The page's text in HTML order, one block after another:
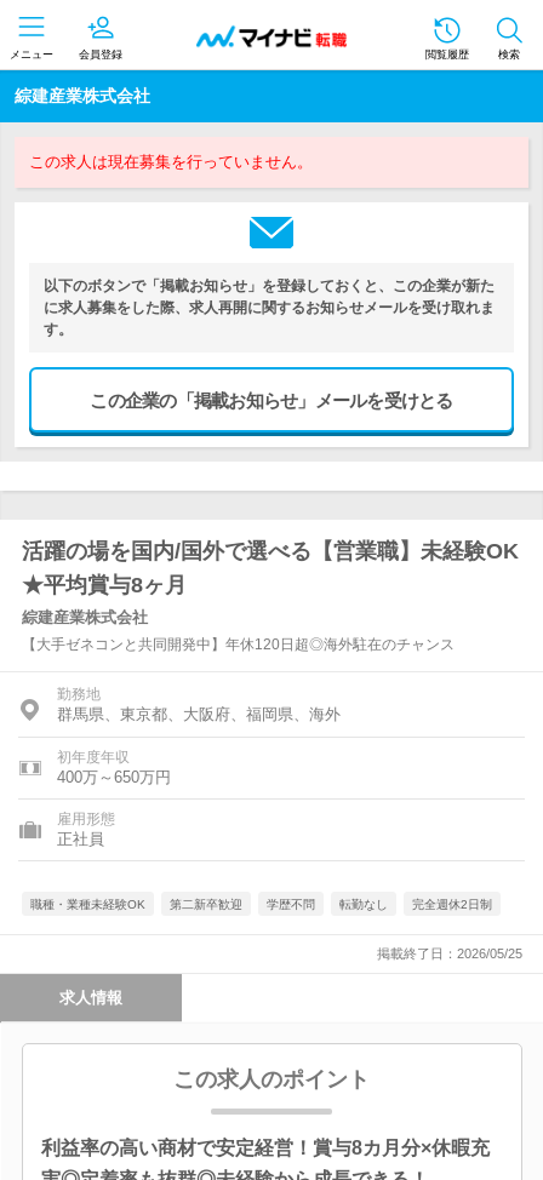
メニュー 会員登録 閲覧履歴 検索
綜建産業株式会社
この求人は現在募集を行っていません。
以下のボタンで「掲載お知らせ」を登録しておくと、この企業が新た
に求人募集をした際、求人再開に関するお知らせメールを受け取れま
す。
この企業の「掲載お知らせ」メールを受けとる
活躍の場を国内/国外で選べる【営業職】未経験OK
★平均賞与8ヶ月
綜建産業株式会社
【大手ゼネコンと共同開発中】年休120日超◎海外駐在のチャンス
勤務地
群馬県、東京都、大阪府、福岡県、海外
初年度年収
400万～650万円
雇用形態
正社員
職種・業種未経験OK 第二新卒歓迎 学歴不問 転勤なし 完全週休2日制
掲載終了日：2026/05/25
求人情報
この求人のポイント
利益率の高い商材で安定経営！賞与8カ月分×休暇充